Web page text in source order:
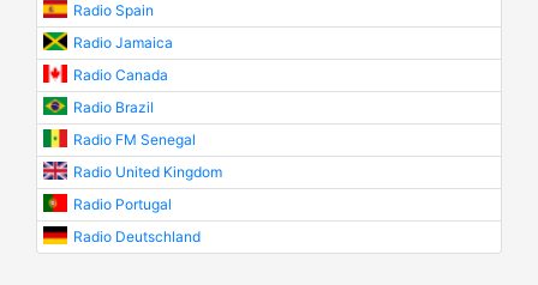
Radio Spain
Radio Jamaica
Radio Canada
Radio Brazil
Radio FM Senegal
Radio United Kingdom
Radio Portugal
Radio Deutschland